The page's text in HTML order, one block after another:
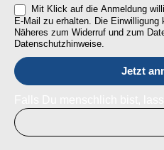
Mit Klick auf die Anmeldung
E-Mail zu erhalten. Die Einwilligung
Näheres zum Widerruf und zum
Datenschutzhinweise.